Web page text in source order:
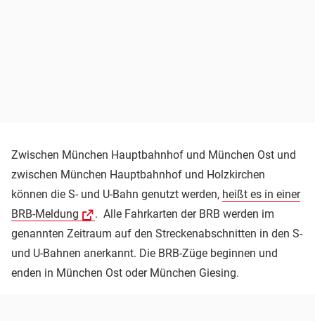
Zwischen München Hauptbahnhof und München Ost und
zwischen München Hauptbahnhof und Holzkirchen
können die S- und U-Bahn genutzt werden, heißt es in einer
BRB-Meldung
. Alle Fahrkarten der BRB werden im
genannten Zeitraum auf den Streckenabschnitten in den S-
und U-Bahnen anerkannt. Die BRB-Züge beginnen und
enden in München Ost oder München Giesing.